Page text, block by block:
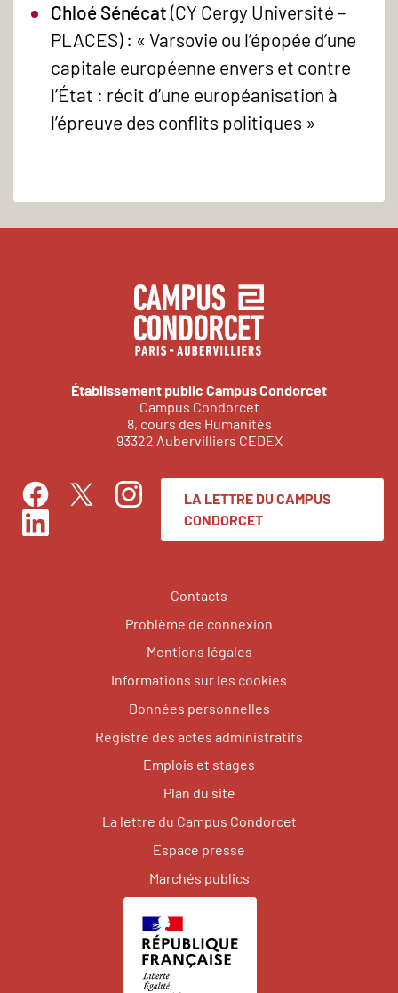
Chloé Sénécat (CY Cergy Université –
PLACES) : « Varsovie ou l’épopée d’une
capitale européenne envers et contre
l’État : récit d’une européanisation à
l’épreuve des conflits politiques »
Établissement public Campus Condorcet
Campus Condorcet
8, cours des Humanités
93322 Aubervilliers CEDEX
FacebookTwitterInstagram
LinkedIn
LA LETTRE DU CAMPUS
CONDORCET
Contacts
Problème de connexion
Mentions légales
Informations sur les cookies
Données personnelles
Registre des actes administratifs
Emplois et stages
Plan du site
La lettre du Campus Condorcet
Espace presse
Marchés publics